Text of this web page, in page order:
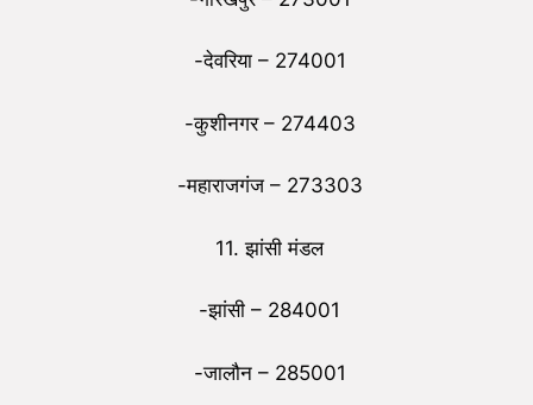
-देवरिया – 274001
-कुशीनगर – 274403
-महाराजगंज – 273303
11. झांसी मंडल
-झांसी – 284001
-जालौन – 285001